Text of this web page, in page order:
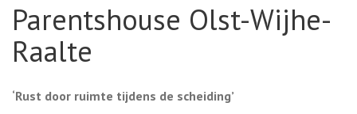
Parentshouse Olst-Wijhe-
Raalte
‘Rust door ruimte tijdens de scheiding’